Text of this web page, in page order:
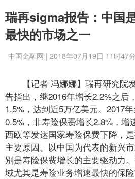
瑞再sigma报告：中国
最快的市场之一
中国金融网 | 2018年07月19日 11时47分
【记者 冯娜娜】瑞再研究院
告指出，继2016年增长2.2%之后
1.5%，达到近5万亿美元。2017
0.5%，非寿险保费增长2.8%，增
西欧等发达国家寿险保费下降，
主要原因。以中国为代表的新兴
別是寿险保费增长的主要驱动力
域尤其是寿险业务增速最快的保险